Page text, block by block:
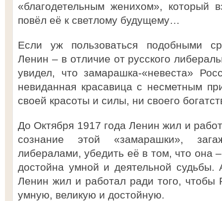
«благодетельным женихом», который
повёл её к светлому будущему…
Если уж пользоваться подобными
Ленин – в отличие от русского
увидел, что замарашка-«невеста»
невиданная красавица с несметным
своей красоты и силы, ни своего
До Октября 1917 года Ленин жил и
сознание этой «замарашки»,
либералами, убедить её в том, что она
достойна умной и деятельной судьбы.
Ленин жил и работал ради того, чтобы
умную, великую и достойную.